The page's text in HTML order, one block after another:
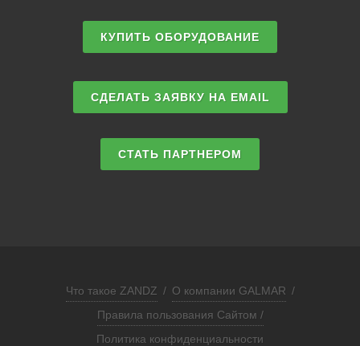
КУПИТЬ ОБОРУДОВАНИЕ
СДЕЛАТЬ ЗАЯВКУ НА EMAIL
СТАТЬ ПАРТНЕРОМ
Что такое ZANDZ / О компании GALMAR /
Правила пользования Сайтом /
Политика конфиденциальности